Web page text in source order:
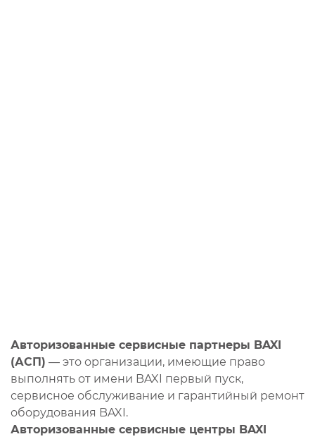
Авторизованные сервисные партнеры BAXI
(АСП) — это организации, имеющие право
выполнять от имени BAXI первый пуск,
сервисное обслуживание и гарантийный ремонт
оборудования BAXI.
Авторизованные сервисные центры BAXI